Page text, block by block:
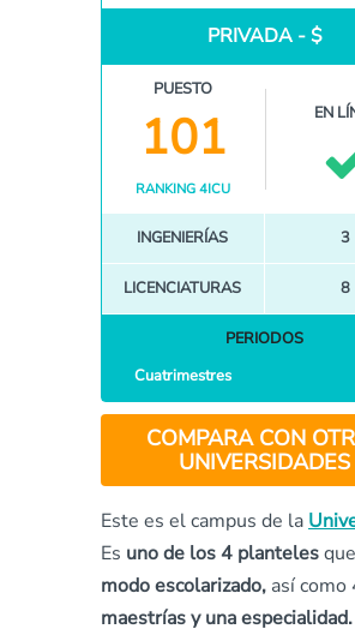
PRIVADA - $
PUESTO
101
RANKING 4ICU
EN
INGENIERÍAS 3
LICENCIATURAS 8
PERIODOS
Cuatrimestres
COMPARA CON
UNIVERSIDADES
Este es el campus de la
Es uno de los 4 planteles
modo escolarizado, así como
maestrías y una especialidad.